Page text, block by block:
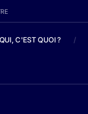
C'EST QUOI ? /